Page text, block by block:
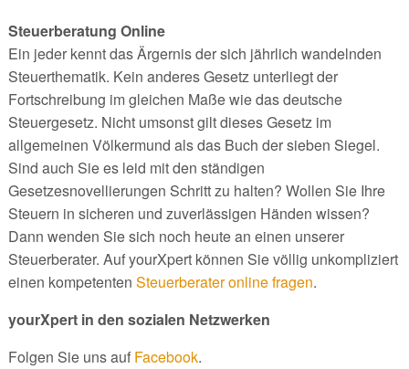
Steuerberatung Online
Ein jeder kennt das Ärgernis der sich jährlich wandelnden
Steuerthematik. Kein anderes Gesetz unterliegt der
Fortschreibung im gleichen Maße wie das deutsche
Steuergesetz. Nicht umsonst gilt dieses Gesetz im
allgemeinen Völkermund als das Buch der sieben Siegel.
Sind auch Sie es leid mit den ständigen
Gesetzesnovellierungen Schritt zu halten? Wollen Sie Ihre
Steuern in sicheren und zuverlässigen Händen wissen?
Dann wenden Sie sich noch heute an einen unserer
Steuerberater. Auf yourXpert können Sie völlig unkompliziert
einen kompetenten Steuerberater online fragen.
yourXpert in den sozialen Netzwerken
Folgen Sie uns auf Facebook.